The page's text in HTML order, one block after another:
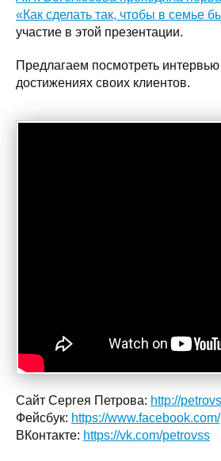
«Как сделать так, чтобы в семье
участие в этой презентации.
Предлагаем посмотреть
достижениях своих клиентов.
Сайт Сергея Петрова: http://
Фейсбук: https://
ВКонтакте: https://vk.com/petrovss